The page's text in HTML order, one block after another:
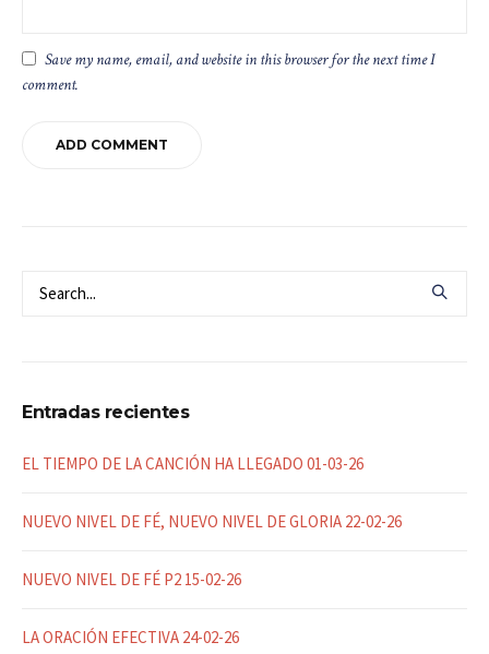
Save my name, email, and website in this browser for the next time I
comment.
Entradas recientes
EL TIEMPO DE LA CANCIÓN HA LLEGADO 01-03-26
NUEVO NIVEL DE FÉ, NUEVO NIVEL DE GLORIA 22-02-26
NUEVO NIVEL DE FÉ P2 15-02-26
LA ORACIÓN EFECTIVA 24-02-26